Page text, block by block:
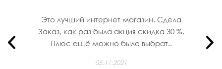
Это лучший интернет магазин. Сдела
Заказ, как раз была акция скидка 30 %,
Плюс ещё можно было выбрат..
05.11.2021